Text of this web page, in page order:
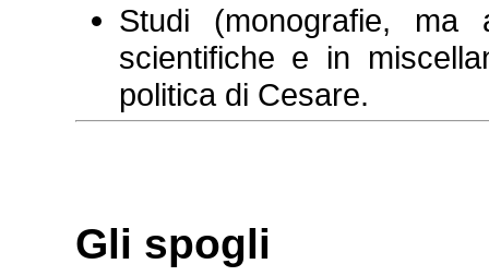
Studi (monografie, ma
scientifiche e in
politica di Cesare.
Gli spogli